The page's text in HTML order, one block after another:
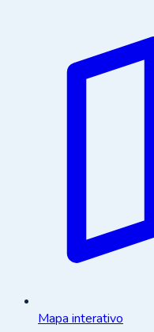
Mapa interativo